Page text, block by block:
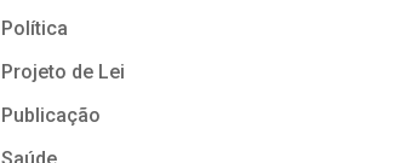
Política
Projeto de Lei
Publicação